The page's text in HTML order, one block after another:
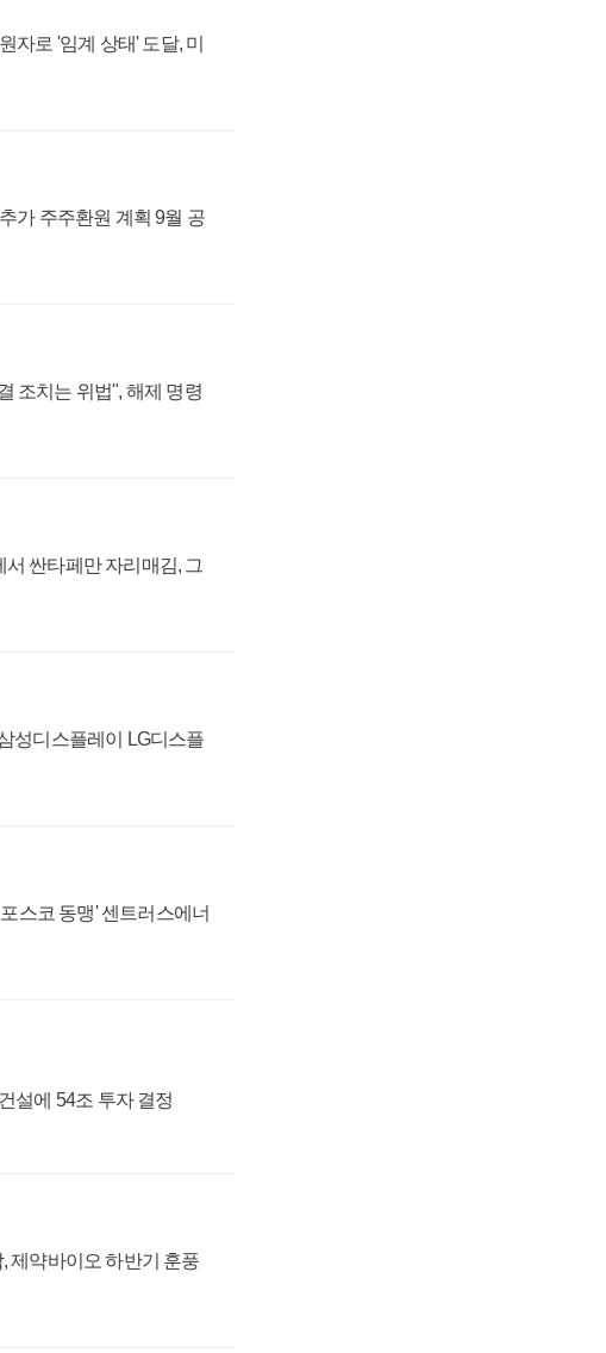
자로 '임계 상태' 도달, 미
가 주주환원 계획 9월 공
조치는 위법", 해제 명령
싼타페만 자리매김, 그
성디스플레이 LG디스플
스코 동맹' 센트러스에너
설에 54조 투자 결정
제약바이오 하반기 훈풍